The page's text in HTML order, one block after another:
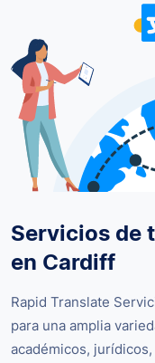
Servicios de
en Cardiff
Rapid Translate
para una amplia
académicos,